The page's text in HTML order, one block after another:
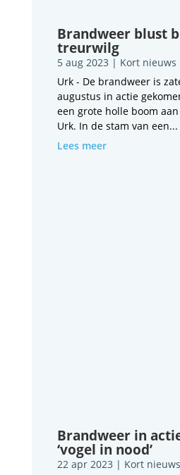
Brandweer blust
treurwilg
5 aug 2023 | Kort nieuws
Urk - De brandweer is
augustus in actie
een grote holle boom
Urk. In de stam van een...
Lees meer
Brandweer in
‘vogel in nood’
22 apr 2023 | Kort nieuws